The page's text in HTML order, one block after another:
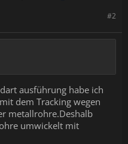
#2
ausführung habe ich
dem Tracking wegen
metallrohre.Deshalb
umwickelt mit